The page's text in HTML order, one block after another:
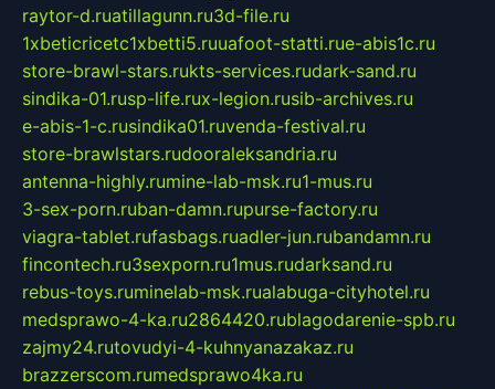
raytor-d.ruatillagunn.ru3d-file.ru
1xbeticricetc1xbetti5.ruuafoot-statti.rue-abis1c.ru
store-brawl-stars.rukts-services.rudark-sand.ru
sindika-01.rusp-life.rux-legion.rusib-archives.ru
e-abis-1-c.rusindika01.ruvenda-festival.ru
store-brawlstars.rudooraleksandria.ru
antenna-highly.rumine-lab-msk.ru1-mus.ru
3-sex-porn.ruban-damn.rupurse-factory.ru
viagra-tablet.rufasbags.ruadler-jun.rubandamn.ru
fincontech.ru3sexporn.ru1mus.rudarksand.ru
rebus-toys.ruminelab-msk.rualabuga-cityhotel.ru
medsprawo-4-ka.ru2864420.rublagodarenie-spb.ru
zajmy24.rutovudyi-4-kuhnyanazakaz.ru
brazzerscom.rumedsprawo4ka.ru